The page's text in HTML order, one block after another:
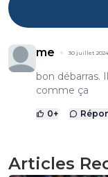
me 30 juillet 2024
bon débarras.
comme ça
0+
Articles